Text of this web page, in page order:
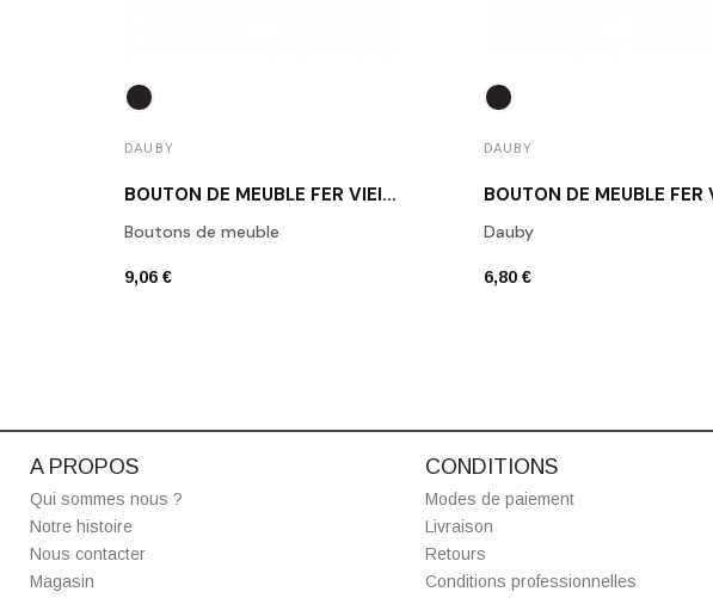
DAUBY
BOUTON DE MEUBLE FER VIEILLI DAUBY PBU 37 VO
Boutons de meuble
9,06 €
DAUBY
Dauby
6,80 €
A PROPOS
Qui sommes nous ?
Notre histoire
Nous contacter
Magasin
CONDITIONS
Modes de paiement
Livraison
Retours
Conditions professionnelles